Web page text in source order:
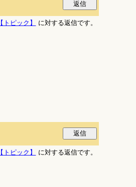
【トピック】 に対する返信です。
【トピック】 に対する返信です。